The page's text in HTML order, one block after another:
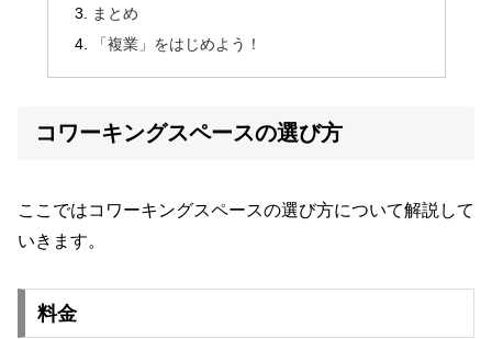
まとめ
「複業」をはじめよう！
コワーキングスペースの選び方
ここではコワーキングスペースの選び方について解説して
いきます。
料金